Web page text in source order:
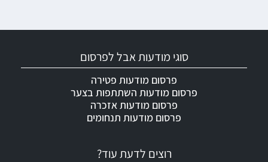
רוצים לדעת עוד?
סוגי מודעות אבל לפרסום
פרסום מודעות פטירה
פרסום מודעות השתתפות בצער
פרסום מודעות אזכרה
פרסום מודעות תנחומים